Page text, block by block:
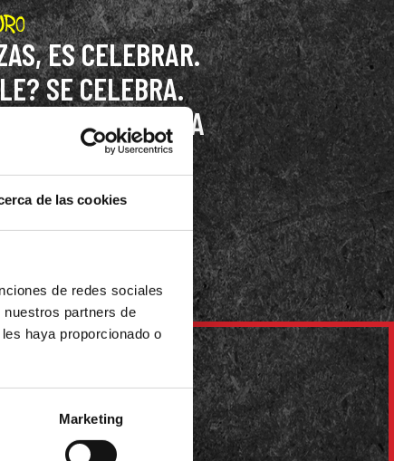
de las cookies
de redes sociales
partners de
haya proporcionado o
Marketing
ES CELEBRAR.
SE CELEBRA.
HASTA
FIESTA?
LO CURRAMOS
DE TU